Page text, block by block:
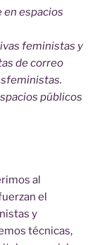
en espacios
feministas y
de correo
públicos
al
el
y
técnicas,